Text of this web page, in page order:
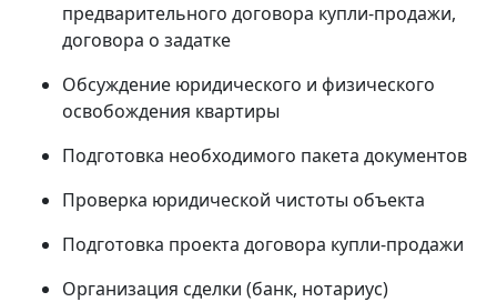
предварительного договора купли-продажи,
договора о задатке
Обсуждение юридического и физического
освобождения квартиры
Подготовка необходимого пакета документов
Проверка юридической чистоты объекта
Подготовка проекта договора купли-продажи
Организация сделки (банк, нотариус)